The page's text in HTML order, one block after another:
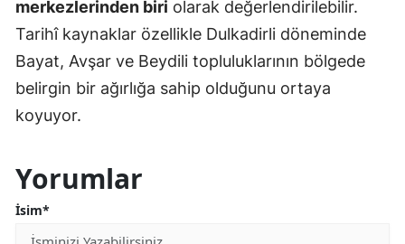
merkezlerinden biri olarak değerlendirilebilir.
Tarihî kaynaklar özellikle Dulkadirli döneminde
Bayat, Avşar ve Beydili topluluklarının bölgede
belirgin bir ağırlığa sahip olduğunu ortaya
koyuyor.
Yorumlar
İsim*